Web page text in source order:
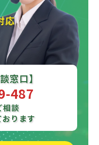
応
窓口】
487
相談
ります